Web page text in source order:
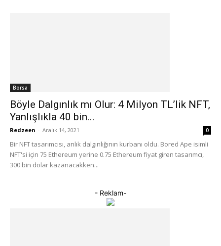
Borsa
Böyle Dalgınlık mı Olur: 4 Milyon TL’lik NFT,
Yanlışlıkla 40 bin...
Redzeen - Aralık 14, 2021 0
Bir NFT tasarımcısı, anlık dalgınlığının kurbanı oldu. Bored Ape isimli
NFT'si için 75 Ethereum yerine 0.75 Ethereum fiyat giren tasarımcı,
300 bin dolar kazanacakken...
- Reklam-